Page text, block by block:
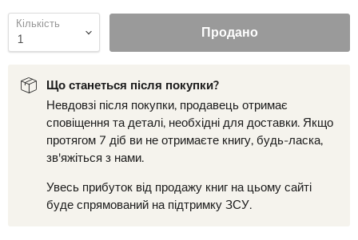
Кількість Продано
Що станеться після покупки?
Невдовзі після покупки, продавець отримає
сповіщення та деталі, необхідні для доставки. Якщо
протягом 7 діб ви не отримаєте книгу, будь-ласка,
зв'яжіться з нами.
Увесь прибуток від продажу книг на цьому сайті
буде спрямований на підтримку ЗСУ.